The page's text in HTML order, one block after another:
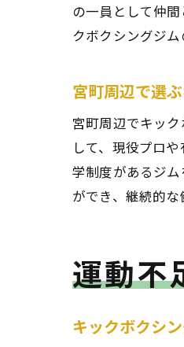
の一員として仲
クボクシングジム
宮町周辺で選
宮町周辺でキッ
して、現役プロ
学制度があるジ
ができ、継続的な
運動不
キックボクシ